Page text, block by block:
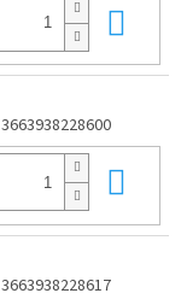
3663938228600
3663938228617